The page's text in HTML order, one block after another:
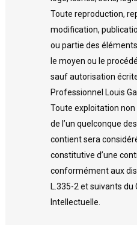
Toute reproduction,
modification,
ou partie des
le moyen ou le
sauf autorisation
Professionnel Louis
Toute exploitation
de l’un quelconque
contient sera
constitutive d’une
conformément aux
L.335-2 et suivants du
Intellectuelle.